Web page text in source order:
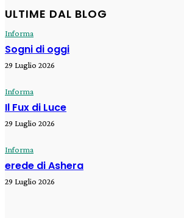
ULTIME DAL BLOG
Informa
Sogni di oggi
29 Luglio 2026
Informa
Il Fux di Luce
29 Luglio 2026
Informa
erede di Ashera
29 Luglio 2026